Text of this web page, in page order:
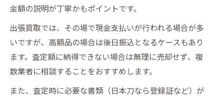
金額の説明が丁寧かもポイントです。
出張買取では、その場で現金支払いが行われる場合が多
いですが、高額品の場合は後日振込となるケースもあり
ます。査定額に納得できない場合は無理に売却せず、複
数業者に相談することをおすすめします。
また、査定時に必要な書類（日本刀なら登録証など）が